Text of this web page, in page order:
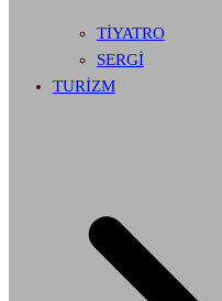
TİYATRO
SERGİ
TURİZM